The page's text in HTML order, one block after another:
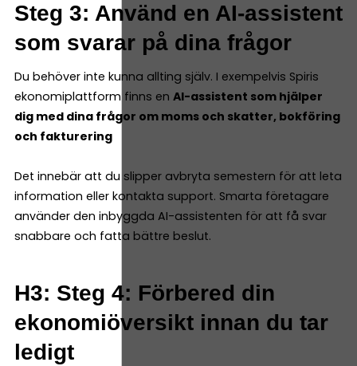
Steg 3: Använd en AI-assistent
som svarar på dina frågor
Du behöver inte kunna allting själv. I exempelvis Spiris
ekonomiplattform finns en AI-assistent som hjälper
dig med dina frågor om moms och skatter, bokföring
och fakturering
Det innebär att du slipper avbryta semestern för att leta
information eller kontakta support. Smarta företagare
använder den inbyggda AI-assistenten för att få svar
snabbare och fatta bättre beslut.
H3: Steg 4: Förbered din
ekonomiöversikt innan du tar
ledigt